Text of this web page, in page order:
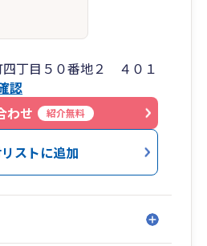
四丁目５０番地２ ４０１
認
わせ
紹介無料
ストに追加